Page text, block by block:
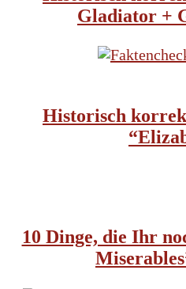
Gladiator +
Historisch
10 Dinge, die Ihr